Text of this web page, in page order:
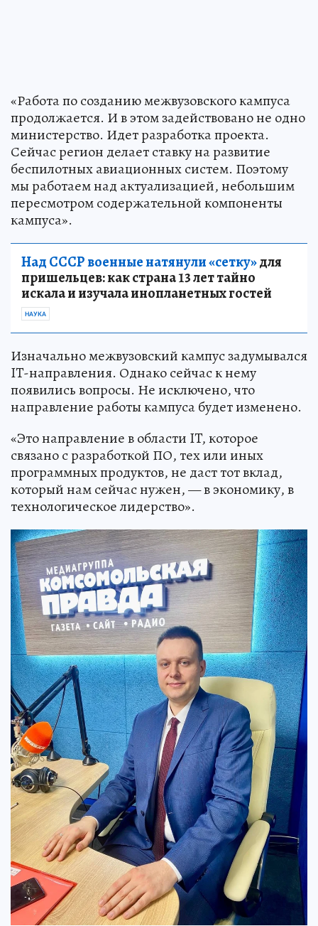
«Работа по созданию межвузовского кампуса
продолжается. И в этом задействовано не одно
министерство. Идет разработка проекта.
Сейчас регион делает ставку на развитие
беспилотных авиационных систем. Поэтому
мы работаем над актуализацией, небольшим
пересмотром содержательной компоненты
кампуса».
Над СССР военные натянули «сетку»для
пришельцев: как страна 13 лет тайно
искала и изучала инопланетных гостей
НАУКА
Изначально межвузовский кампус задумывался
IT-направления. Однако сейчас к нему
появились вопросы. Не исключено, что
направление работы кампуса будет изменено.
«Это направление в области IT, которое
связано с разработкой ПО, тех или иных
программных продуктов, не даст тот вклад,
который нам сейчас нужен, — в экономику, в
технологическое лидерство».